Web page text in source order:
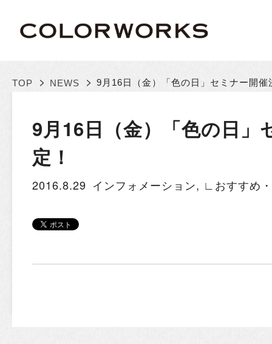
TOP > NEWS > 9月16日（金）「色の日」セミナー開催
9月16日（金）「色の日」
定！
2016.8.29 インフォメーション, ∟おすすめ